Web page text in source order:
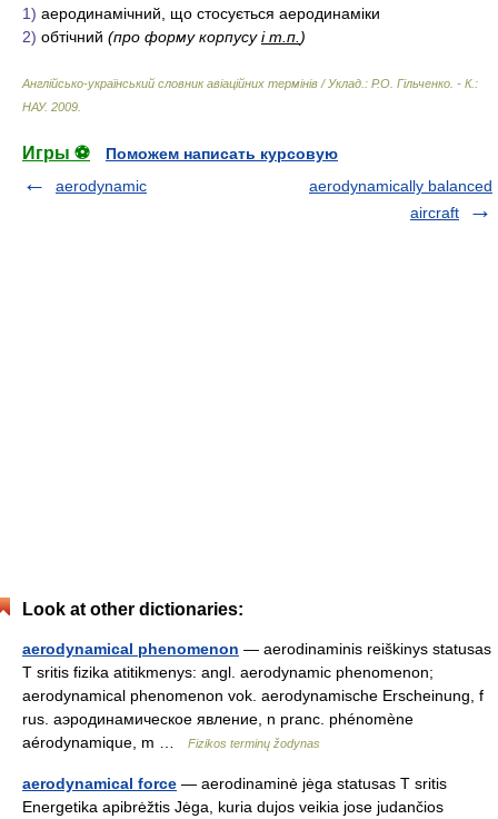
1) аеродинамічний, що стосується аеродинаміки
2) обтічний (про форму корпусуі т.п. )
Англійсько-український словник авіаційних термінів / Уклад.: Р.О. Гільченко. - К.:
НАУ. 2009
Игры ⚽
Поможем написать курсовую
aerodynamic
aerodynamically balanced
aircraft
Look at other dictionaries:
aerodynamical phenomenon — aerodinaminis reiškinys statusas
T sritis fizika atitikmenys: angl. aerodynamic phenomenon;
aerodynamical phenomenon vok. aerodynamische Erscheinung, f
rus. аэродинамическое явление, n pranc. phénomène
aérodynamique, m …
Fizikos terminų žodynas
aerodynamical force — aerodinaminė jėga statusas T sritis
Energetika apibrėžtis Jėga, kuria dujos veikia jose judančios